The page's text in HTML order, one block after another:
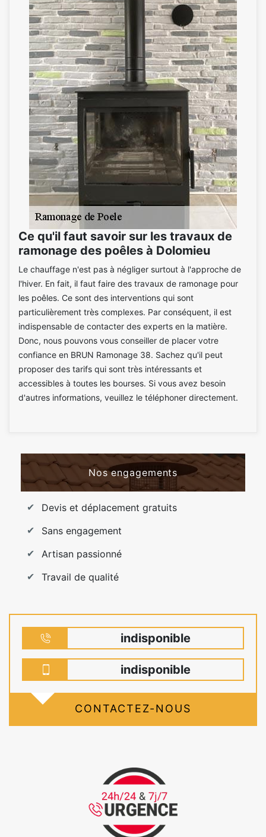
Ce qu'il faut savoir sur les travaux de
ramonage des poêles à Dolomieu
Le chauffage n'est pas à négliger surtout à l'approche de
l'hiver. En fait, il faut faire des travaux de ramonage pour
les poêles. Ce sont des interventions qui sont
particulièrement très complexes. Par conséquent, il est
indispensable de contacter des experts en la matière.
Donc, nous pouvons vous conseiller de placer votre
confiance en BRUN Ramonage 38. Sachez qu'il peut
proposer des tarifs qui sont très intéressants et
accessibles à toutes les bourses. Si vous avez besoin
d'autres informations, veuillez le téléphoner directement.
Nos engagements
Devis et déplacement gratuits
Sans engagement
Artisan passionné
Travail de qualité
indisponible
indisponible
CONTACTEZ-NOUS